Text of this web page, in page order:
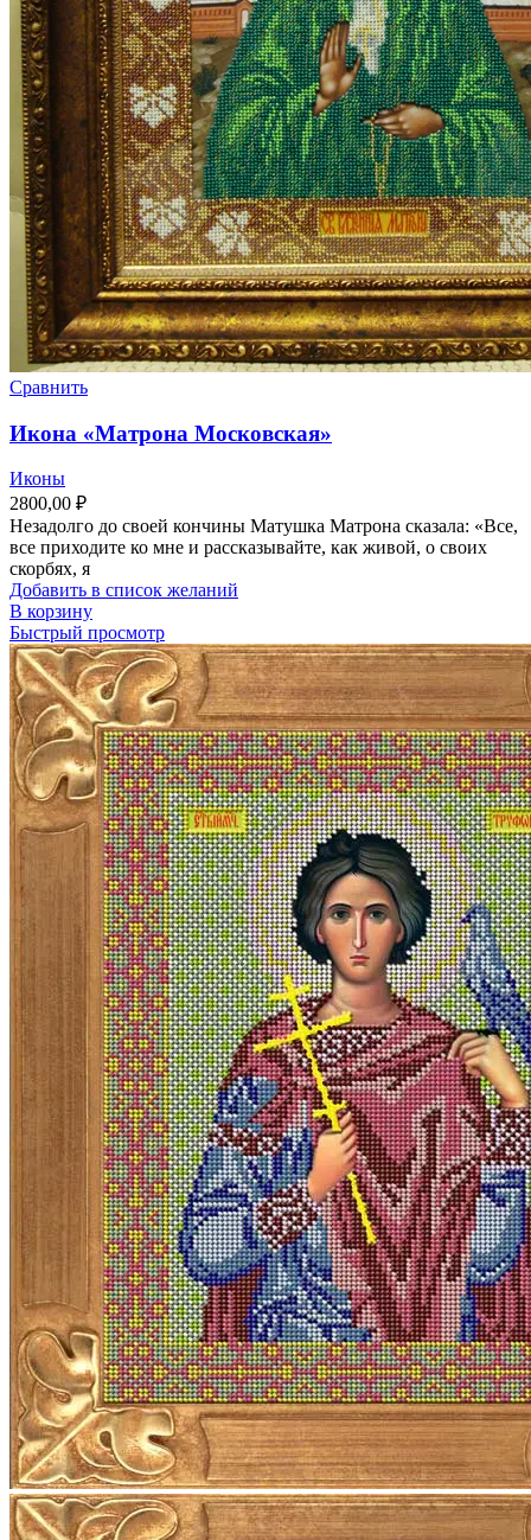
Сравнить
Икона «Матрона Московская»
Иконы
2800,00 ₽
Незадолго до своей кончины Матушка Матрона сказала: «Все,
все приходите ко мне и рассказывайте, как живой, о своих
скорбях, я
Добавить в список желаний
В корзину
Быстрый просмотр